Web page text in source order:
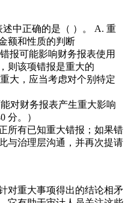
中正确的是（ ）。 A. 重
额和性质的判断
报可能影响财务报表使用
则该项错报是重大的
大，应当考虑对个别特定
对财务报表产生重大影响
分。）
所有已知重大错报；如果错
与治理层沟通，并再次提请
对重大事项得出的结论相矛